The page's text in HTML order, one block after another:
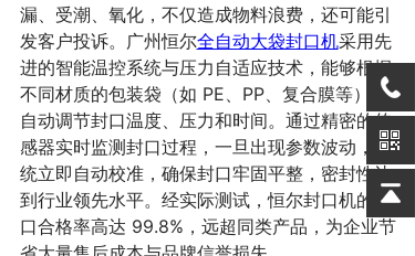
漏、受潮、氧化，不仅造成物料浪费，还可能引
发客户投诉。广州恒尔全自动大袋封口机采用先
进的智能温控系统与压力自适应技术，能够根据
不同材质的包装袋（如 PE、PP、复合膜等），
自动调节封口温度、压力和时间。通过精密的传
感器实时监测封口过程，一旦出现参数波动，系
统立即自动校准，确保封口牢固平整，密封性达
到行业领先水平。经实际测试，恒尔封口机的封
口合格率高达 99.8%，远超同类产品，为企业节